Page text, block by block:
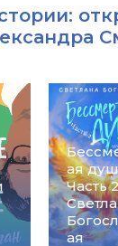
ая
Часть
ая